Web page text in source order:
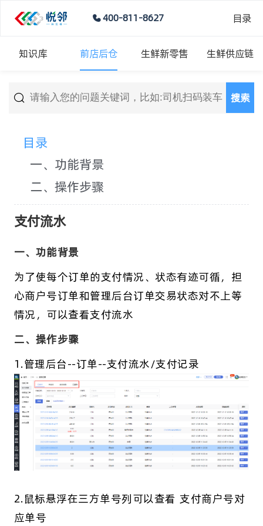
400-811-8627 目录
知识库 前店后仓 生鲜新零售 生鲜供应链
搜索
目录
一、功能背景
二、操作步骤
支付流水
一、功能背景
为了使每个订单的支付情况、状态有迹可循，担
心商户号订单和管理后台订单交易状态对不上等
情况，可以查看支付流水
二、操作步骤
1.管理后台--订单--支付流水/支付记录
2.鼠标悬浮在三方单号列可以查看 支付商户号对
应单号